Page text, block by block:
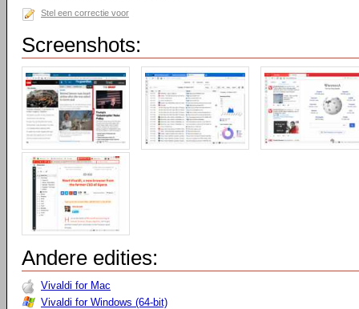
Stel een correctie voor
Screenshots:
Andere edities:
Vivaldi for Mac
Vivaldi for Windows (64-bit)